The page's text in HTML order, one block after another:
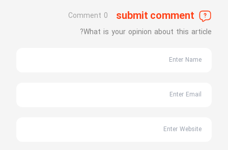
submit comment
0 Comment
What is your opinion about this article?